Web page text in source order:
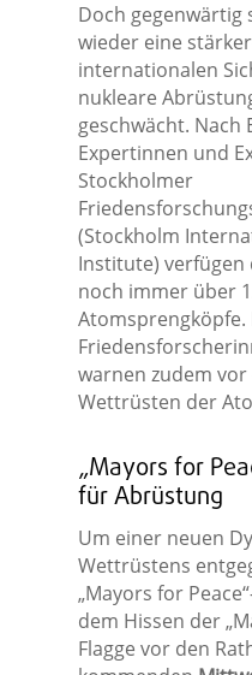
Doch gegenwärtig
wieder eine
internationalen
nukleare
geschwächt. Nach
Expertinnen und
Stockholmer
(Stockholm
Institute)
noch immer über
Atomsprengköpfe.
warnen zudem
Wettrüsten der
„Mayors for
für Abrüstung
Um einer neuen
Wettrüstens
„Mayors for
dem Hissen der
Flagge vor den